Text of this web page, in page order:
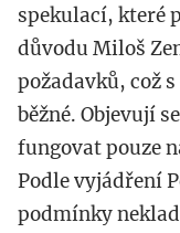
spekulací, které
důvodu Miloš
požadavků, což
běžné. Objevují
fungovat pouze
Podle vyjádření
podmínky